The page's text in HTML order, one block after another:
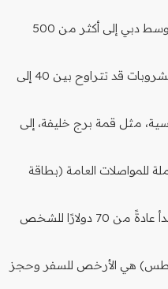
قد تصل تكلفة فندق فاخر في وسط دبي إلى أكثر من 500
الميزانية اليومية للمأكولات والمشروبات قد تتراوح بين 40 إلى
مثل قمة برج خليفة، إلى
للمواصلات العامة (بطاقة
تكلفة جولة سفاري صحراوية تبدأ عادةً من 70 دولارًا للشخص
هي الأرخص للسفر وحجز